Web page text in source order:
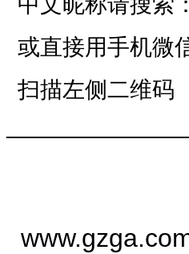
或直接用手机微
扫描左侧二维码